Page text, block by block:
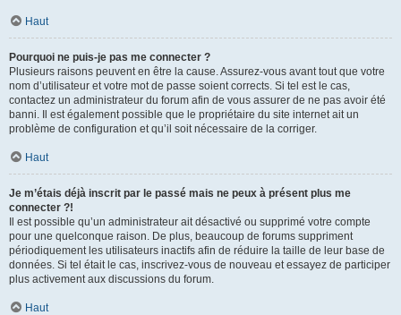
Haut
Pourquoi ne puis-je pas me connecter ?
Plusieurs raisons peuvent en être la cause. Assurez-vous avant tout que votre
nom d’utilisateur et votre mot de passe soient corrects. Si tel est le cas,
contactez un administrateur du forum afin de vous assurer de ne pas avoir été
banni. Il est également possible que le propriétaire du site internet ait un
problème de configuration et qu’il soit nécessaire de la corriger.
Haut
Je m’étais déjà inscrit par le passé mais ne peux à présent plus me
connecter ?!
Il est possible qu’un administrateur ait désactivé ou supprimé votre compte
pour une quelconque raison. De plus, beaucoup de forums suppriment
périodiquement les utilisateurs inactifs afin de réduire la taille de leur base de
données. Si tel était le cas, inscrivez-vous de nouveau et essayez de participer
plus activement aux discussions du forum.
Haut